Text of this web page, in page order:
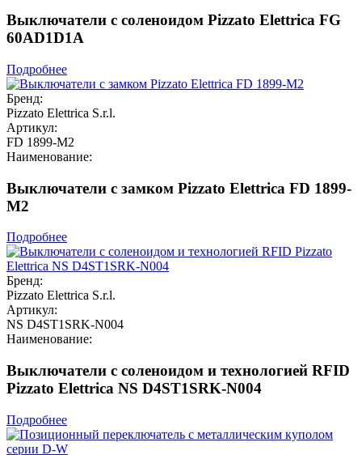
Выключатели с соленоидом Pizzato Elettrica FG
60AD1D1A
Подробнее
Бренд:
Pizzato Elettrica S.r.l.
Артикул:
FD 1899-M2
Наименование:
Выключатели с замком Pizzato Elettrica FD 1899-
M2
Подробнее
Бренд:
Pizzato Elettrica S.r.l.
Артикул:
NS D4ST1SRK-N004
Наименование:
Выключатели с соленоидом и технологией RFID
Pizzato Elettrica NS D4ST1SRK-N004
Подробнее